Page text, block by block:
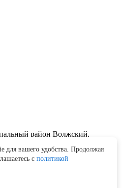
район Волжский,
территория Промпарка, здание
для вашего удобства. Продолжая
с политикой